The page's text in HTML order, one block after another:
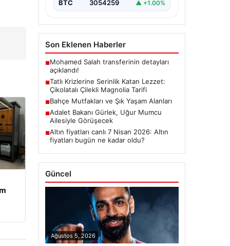
BTC 3054259 ▲ +1.00%
Son Eklenen Haberler
■Mohamed Salah transferinin detayları
açıklandı!
■Tatlı Krizlerine Serinlik Katan Lezzet:
Çikolatalı Çilekli Magnolia Tarifi
■Bahçe Mutfakları ve Şık Yaşam Alanları
■Adalet Bakanı Gürlek, Uğur Mumcu
Ailesiyle Görüşecek
■Altın fiyatları canlı 7 Nisan 2026: Altın
fiyatları bugün ne kadar oldu?
Güncel
Ağustos 5, 2026